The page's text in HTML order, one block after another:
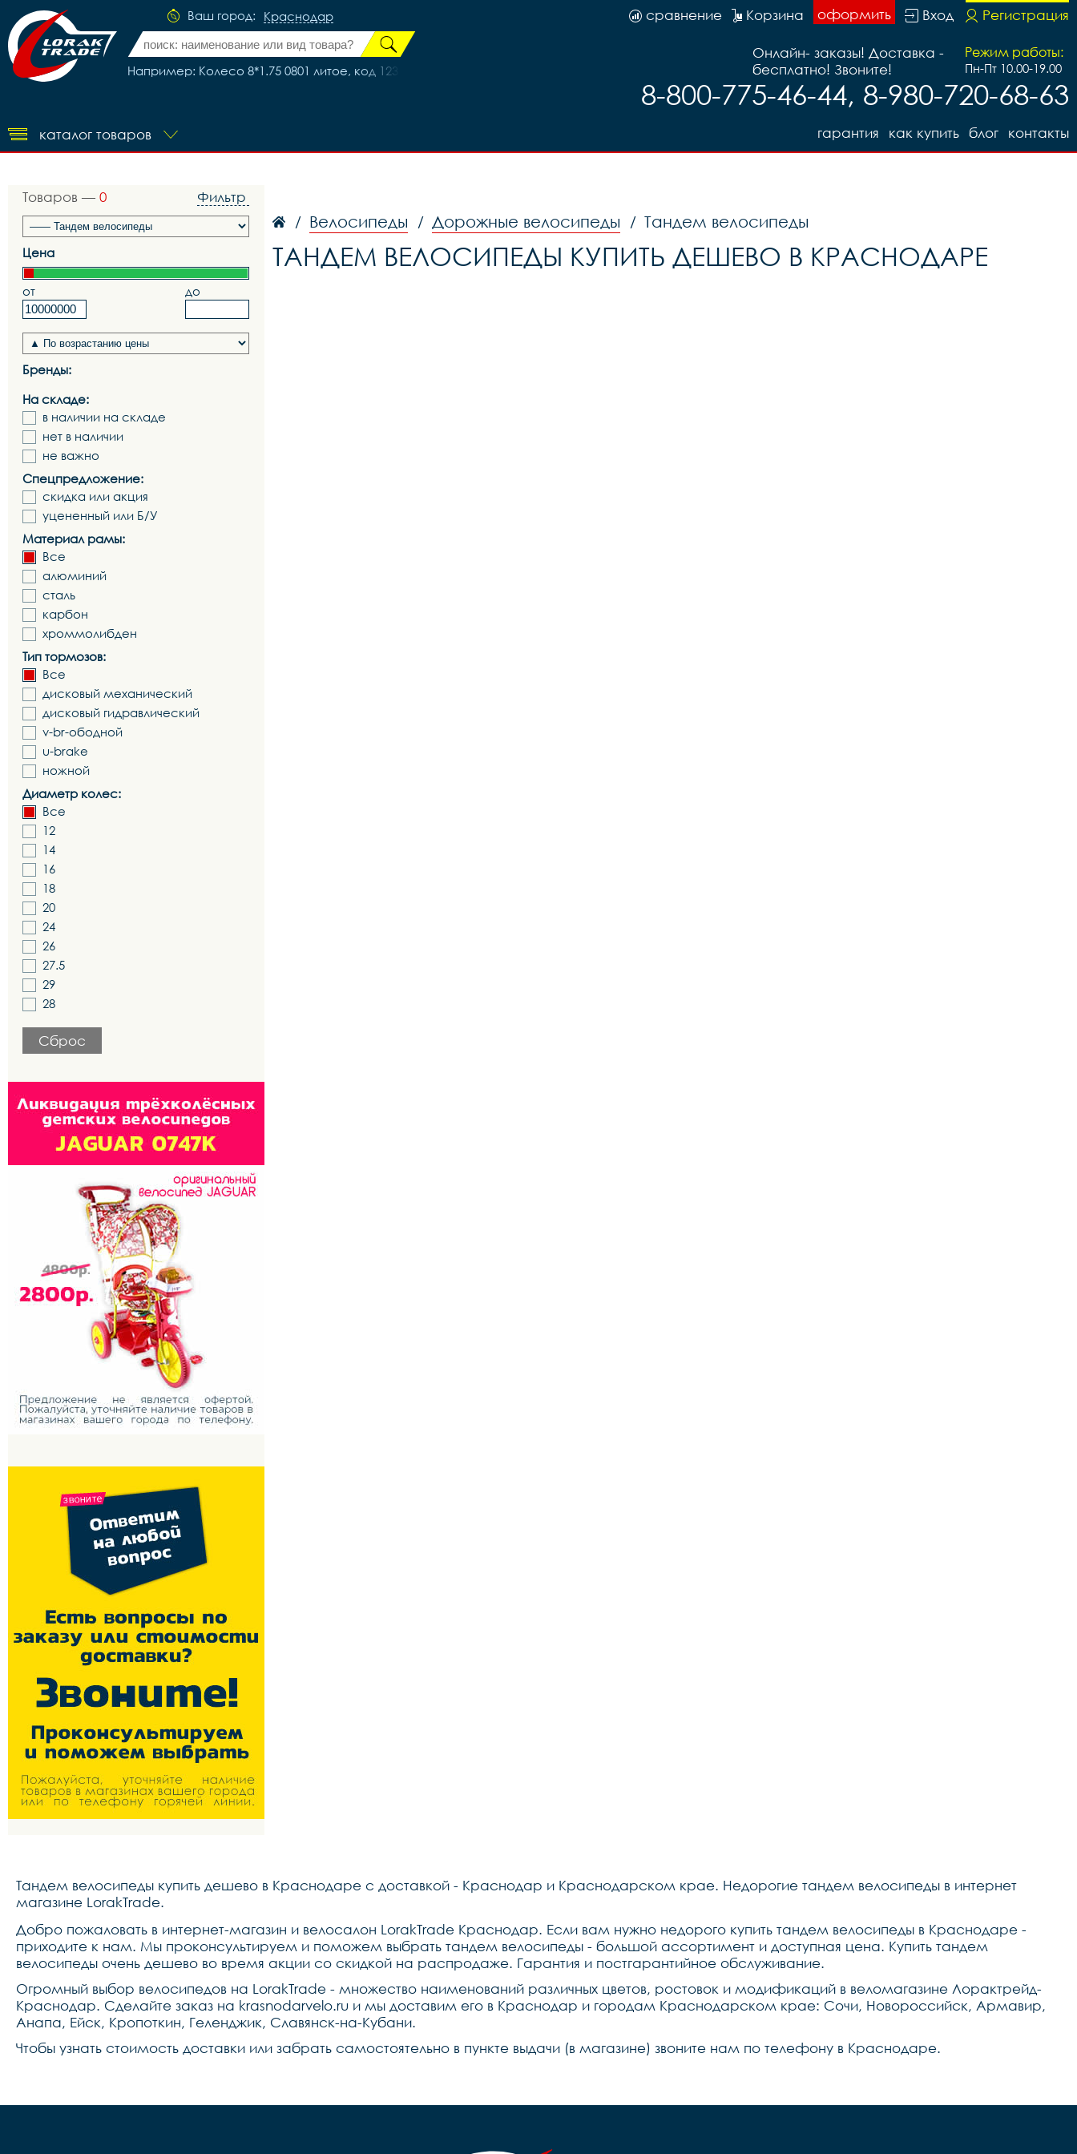
Ваш город: Краснодар
Например: Колесо 8*1.75 0801 литое, код 123
Регистрация
Вход
оформить
Корзина
сравнение
Режим работы:
Пн-Пт 10.00-19.00
Онлайн- заказы! Доставка -
бесплатно! Звоните!
8-800-775-46-44, 8-980-720-68-63
каталог товаров контакты
блог
как купить
гарантия
Товаров — 0 Фильтр
Цена
от до
Бренды:
На складе:
в наличии на складе
нет в наличии
не важно
Спецпредложение:
скидка или акция
уцененный или Б/У
Материал рамы:
Все
алюминий
сталь
карбон
хроммолибден
Тип тормозов:
Все
дисковый механический
дисковый гидравлический
v-br-ободной
u-brake
ножной
Диаметр колес:
Все
12
14
16
18
20
24
26
27.5
29
28
Сброс
/ Велосипеды / Дорожные велосипеды / Тандем велосипеды
ТАНДЕМ ВЕЛОСИПЕДЫ КУПИТЬ ДЕШЕВО В КРАСНОДАРЕ
Тандем велосипеды купить дешево в Краснодаре с доставкой - Краснодар и Краснодарском крае. Недорогие тандем велосипеды в интернет
магазине LorakTrade.
Добро пожаловать в интернет-магазин и велосалон LorakTrade Краснодар. Если вам нужно недорого купить тандем велосипеды в Краснодаре -
приходите к нам. Мы проконсультируем и поможем выбрать тандем велосипеды - большой ассортимент и доступная цена. Купить тандем
велосипеды очень дешево во время акции со скидкой на распродаже. Гарантия и постгарантийное обслуживание.
Огромный выбор велосипедов на LorakTrade - множество наименований различных цветов, ростовок и модификаций в веломагазине Лорактрейд-
Краснодар. Сделайте заказ на krasnodarvelo.ru и мы доставим его в Краснодар и городам Краснодарском крае: Сочи, Новороссийск, Армавир,
Анапа, Ейск, Кропоткин, Геленджик, Славянск-на-Кубани.
Чтобы узнать стоимость доставки или забрать самостоятельно в пункте выдачи (в магазине) звоните нам по телефону в Краснодаре.